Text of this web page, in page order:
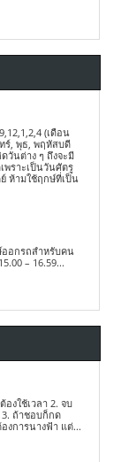
(เดือน
ร์, พุธ, พฤหัสบดี
วันต่าง ๆ ถึงจะมี
พราะเป็นวันศัตรู
ห้ามใช้ฤกษ์ที่เป็น
อกรถสำหรับคน
– 16.59...
งใช้เวลา 2. จบ
3. ถ้าชอบก็กด
องการนางฟ้า แต่...